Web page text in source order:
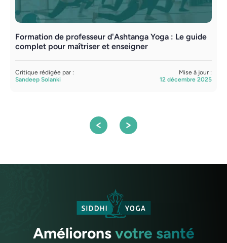
Formation de professeur d'Ashtanga Yoga : Le guide
complet pour maîtriser et enseigner
Critique rédigée par :
Sandeep Solanki
Mise à jour :
12 décembre 2025
Amélioronsvotre santé